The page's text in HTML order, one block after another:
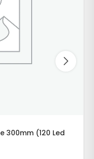
300mm (120 Led